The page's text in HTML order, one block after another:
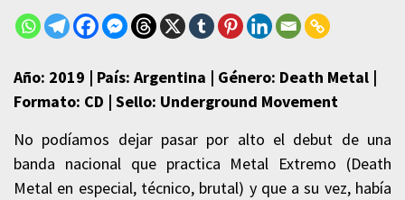
Año: 2019 | País: Argentina | Género: Death Metal |
Formato: CD | Sello: Underground Movement
No podíamos dejar pasar por alto el debut de una
banda nacional que practica Metal Extremo (Death
Metal en especial, técnico, brutal) y que a su vez, había